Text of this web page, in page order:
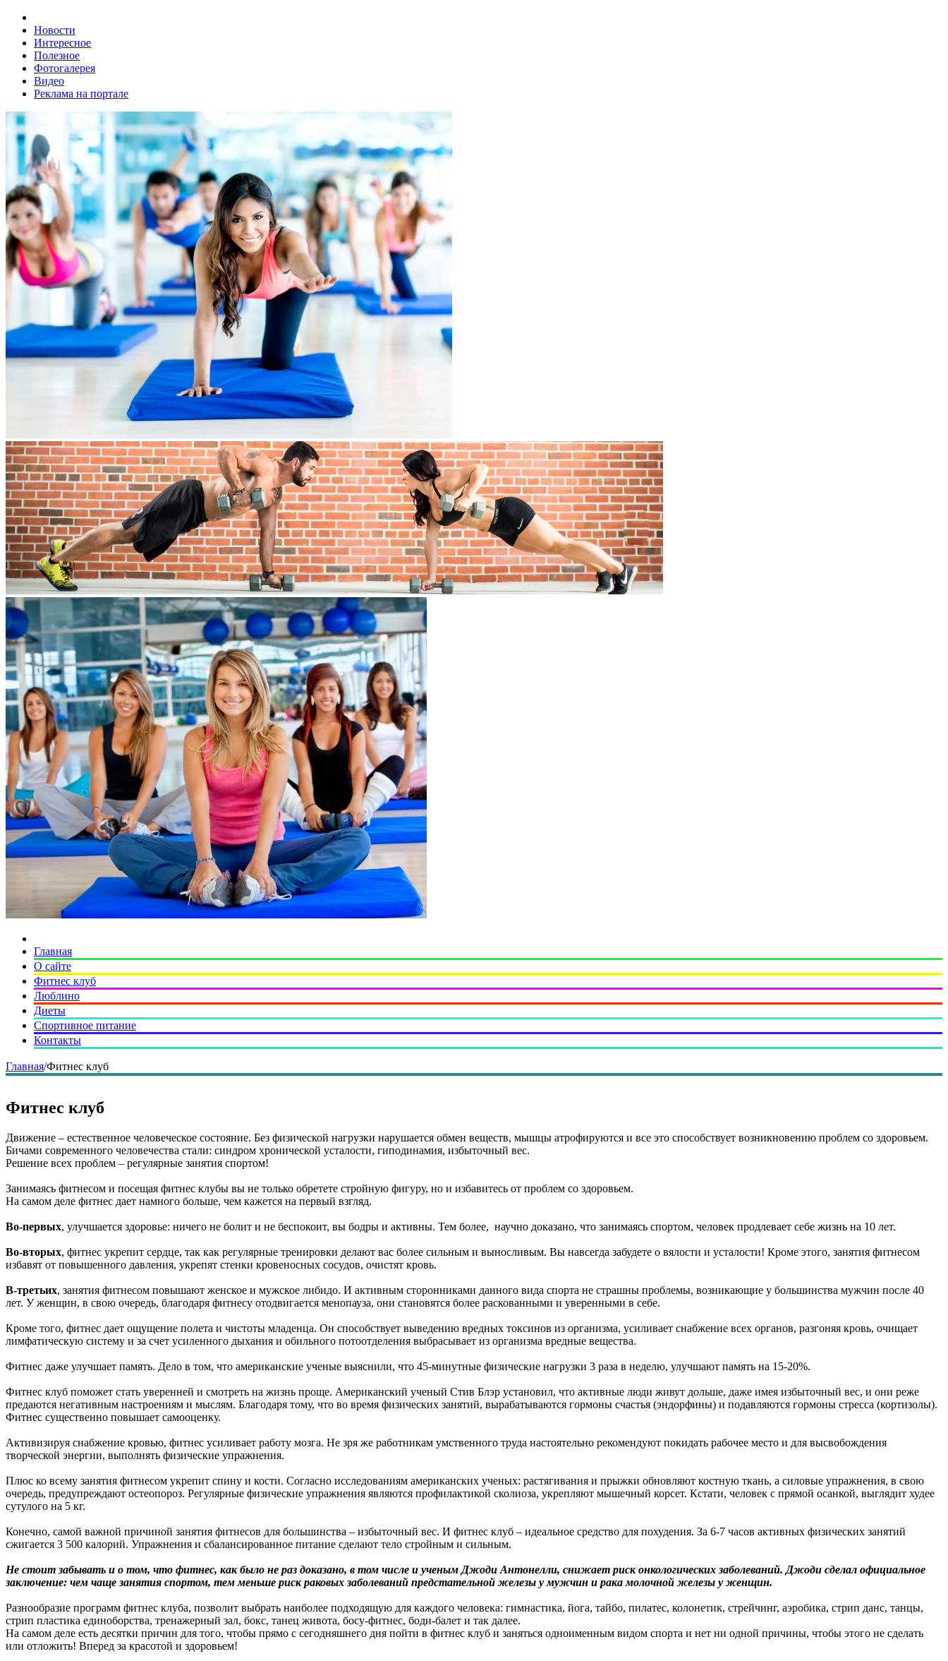
Новости
Интересное
Полезное
Фотогалерея
Видео
Реклама на портале
Главная
О сайте
Фитнес клуб
Люблино
Диеты
Спортивное питание
Контакты
Главная/Фитнес клуб
Фитнес клуб
Движение – естественное человеческое состояние. Без физической нагрузки нарушается обмен веществ, мышцы атрофируются и все это способствует возникновению проблем со здоровьем.
Бичами современного человечества стали: синдром хронической усталости, гиподинамия, избыточный вес.
Решение всех проблем – регулярные занятия спортом!
Занимаясь фитнесом и посещая фитнес клубы вы не только обретете стройную фигуру, но и избавитесь от проблем со здоровьем.
На самом деле фитнес дает намного больше, чем кажется на первый взгляд.
Во-первых, улучшается здоровье: ничего не болит и не беспокоит, вы бодры и активны. Тем более, научно доказано, что занимаясь спортом, человек продлевает себе жизнь на 10 лет.
Во-вторых, фитнес укрепит сердце, так как регулярные тренировки делают вас более сильным и выносливым. Вы навсегда забудете о вялости и усталости! Кроме этого, занятия фитнесом
избавят от повышенного давления, укрепят стенки кровеносных сосудов, очистят кровь.
В-третьих, занятия фитнесом повышают женское и мужское либидо. И активным сторонниками данного вида спорта не страшны проблемы, возникающие у большинства мужчин после 40
лет. У женщин, в свою очередь, благодаря фитнесу отодвигается менопауза, они становятся более раскованными и уверенными в себе.
Кроме того, фитнес дает ощущение полета и чистоты младенца. Он способствует выведению вредных токсинов из организма, усиливает снабжение всех органов, разгоняя кровь, очищает
лимфатическую систему и за счет усиленного дыхания и обильного потоотделения выбрасывает из организма вредные вещества.
Фитнес даже улучшает память. Дело в том, что американские ученые выяснили, что 45-минутные физические нагрузки 3 раза в неделю, улучшают память на 15-20%.
Фитнес клуб поможет стать уверенней и смотреть на жизнь проще. Американский ученый Стив Блэр установил, что активные люди живут дольше, даже имея избыточный вес, и они реже
предаются негативным настроениям и мыслям. Благодаря тому, что во время физических занятий, вырабатываются гормоны счастья (эндорфины) и подавляются гормоны стресса (кортизолы).
Фитнес существенно повышает самооценку.
Активизируя снабжение кровью, фитнес усиливает работу мозга. Не зря же работникам умственного труда настоятельно рекомендуют покидать рабочее место и для высвобождения
творческой энергии, выполнять физические упражнения.
Плюс ко всему занятия фитнесом укрепит спину и кости. Согласно исследованиям американских ученых: растягивания и прыжки обновляют костную ткань, а силовые упражнения, в свою
очередь, предупреждают остеопороз. Регулярные физические упражнения являются профилактикой сколиоза, укрепляют мышечный корсет. Кстати, человек с прямой осанкой, выглядит худее
сутулого на 5 кг.
Конечно, самой важной причиной занятия фитнесов для большинства – избыточный вес. И фитнес клуб – идеальное средство для похудения. За 6-7 часов активных физических занятий
сжигается 3 500 калорий. Упражнения и сбалансированное питание сделают тело стройным и сильным.
Не стоит забывать и о том, что фитнес, как было не раз доказано, в том числе и ученым Джоди Антонелли, снижает риск онкологических заболеваний. Джоди сделал официальное
заключение: чем чаще занятия спортом, тем меньше риск раковых заболеваний предстательной железы у мужчин и рака молочной железы у женщин.
Разнообразие программ фитнес клуба, позволит выбрать наиболее подходящую для каждого человека: гимнастика, йога, тайбо, пилатес, колонетик, стрейчинг, аэробика, стрип данс, танцы,
стрип пластика единоборства, тренажерный зал, бокс, танец живота, босу-фитнес, боди-балет и так далее.
На самом деле есть десятки причин для того, чтобы прямо с сегодняшнего дня пойти в фитнес клуб и заняться одноименным видом спорта и нет ни одной причины, чтобы этого не сделать
или отложить! Вперед за красотой и здоровьем!